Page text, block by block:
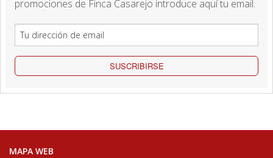
promociones de Finca Casarejo introduce aquí tu email.
SUSCRIBIRSE
MAPA WEB